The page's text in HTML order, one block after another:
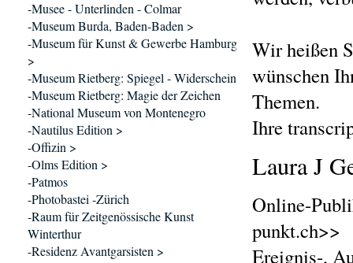
Wir heißen
wünschen
Themen.
Ihre
Laura J
Online-
punkt.ch>>
Ereignis-,
-Musee - Unterlinden - Colmar
-Museum Burda, Baden-Baden >
-Museum für Kunst & Gewerbe Hamburg
>
-Museum Rietberg: Spiegel - Widerschein
-Museum Rietberg: Magie der Zeichen
-National Museum von Montenegro
-Nautilus Edition >
-Offizin >
-Olms Edition >
-Patmos
-Photobastei -Zürich
-Raum für Zeitgenössische Kunst
Winterthur
-Residenz Avantgarsisten >